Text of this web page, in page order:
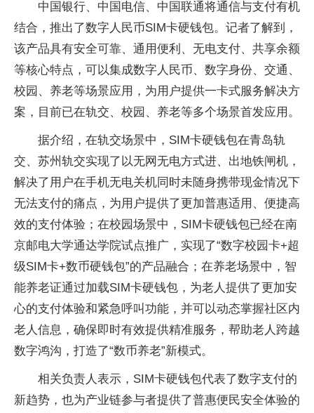
中国银行、中国电信、中国联通将通信与支付有机
结合，推出了数字人民币SIM卡硬钱包。记者了解到，
该产品具有安全可靠、通用便利、无电支付、共享余额
等核心特点，可以集成数字人民币、数字身份、交通、
校园、养老等场景应用，为用户提供一卡式服务解决方
案，目前已在轨交、校园、养老等多个场景首发应用。
据介绍，在轨交场景中，SIM卡硬钱包在青岛轨
交、苏州轨交实现了以无网无电方式进、出地铁闸机，
解决了用户在手机无电关机同时未随身携带现金情况下
无法支付的痛点，为用户提供了更加普惠适用、便捷高
效的支付体验；在校园场景中，SIM卡硬钱包已经在南
京邮电大学通达学院试点推广，实现了“数字校园卡+超
级SIM卡+数币硬钱包”的产品融合；在养老场景中，智
能养老证通过加载SIM卡硬钱包，为老人提供了更加安
心的支付体验和紧急呼叫功能，并可以动态掌握社区内
老人信息，确保即时有效提供精准服务，帮助老人跨越
数字鸿沟，打造了“数币养老”新模式。
相关负责人表示，SIM卡硬钱包代表了数字支付的
新趋势，也为产业链参与者提供了普惠便民安全体验的